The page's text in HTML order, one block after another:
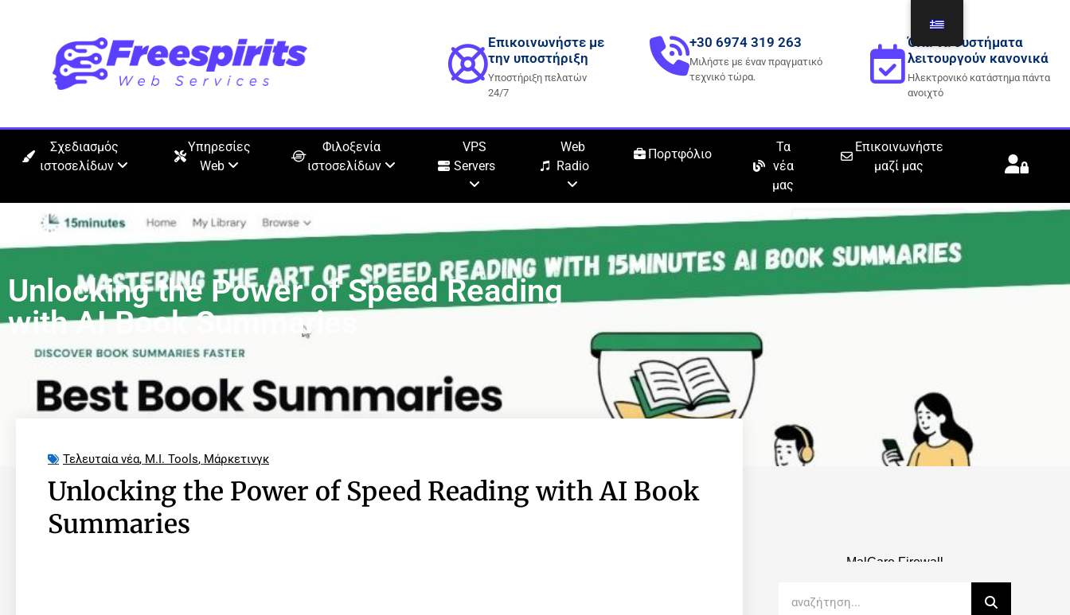
Επικοινωνήστε με
την υποστήριξη
Υποστήριξη πελατών
24/7
+30 6974 319 263
Μιλήστε με έναν πραγματικό
τεχνικό τώρα.
Όλα τα συστήματα
λειτουργούν κανονικά
Ηλεκτρονικό κατάστημα πάντα
ανοιχτό
Σχεδιασμός
ιστοσελίδων
Υπηρεσίες
Web
Φιλοξενία
ιστοσελίδων
VPS
Servers
Web
Radio
Πορτφόλιο
Τα
νέα
μας
Επικοινωνήστε
μαζί μας
Unlocking the Power of Speed Reading
with AI Book Summaries
Τελευταία νέα, M.I. Tools, Μάρκετινγκ
Unlocking the Power of Speed Reading with AI Book
Summaries